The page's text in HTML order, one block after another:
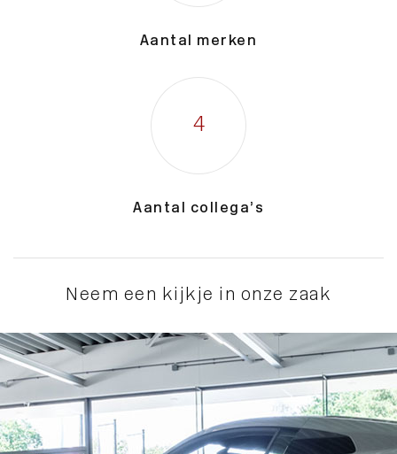
Aantal merken
4
Aantal collega’s
Neem een kijkje in onze zaak